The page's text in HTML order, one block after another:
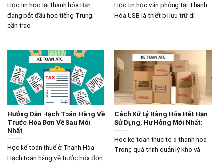
Học tin học tại thanh hóa Bạn
đang bắt đầu học tiếng Trung,
cần trao
Học tin học văn phòng tại Thanh
Hóa USB là thiết bị lưu trữ di
Hướng Dẫn Hạch Toán Hàng Về
Trước Hóa Đơn Về Sau Mới
Nhất
Học kế toán thuế ở Thanh Hóa
Hạch toán hàng về trước hóa đơn
Cách Xử Lý Hàng Hóa Hết Hạn
Sử Dụng, Hư Hỏng Mới Nhất:
Hoc ke toan thuc te o thanh hoa
Trong quá trình quản lý kho và